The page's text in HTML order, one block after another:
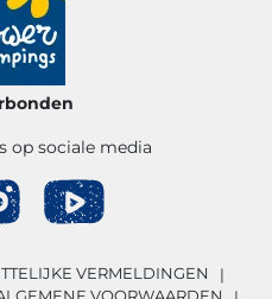
op sociale media
VERMELDINGEN